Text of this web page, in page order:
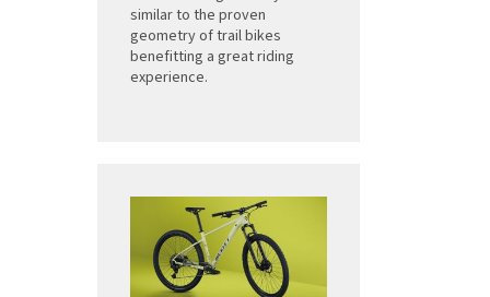
similar to the proven
geometry of trail bikes
benefitting a great riding
experience.